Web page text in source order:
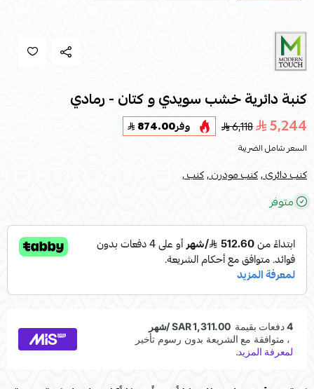
كنبة دائرية خشب سويدي و كتان - رمادي
5,244
6,118 وفر874.00
السعر شامل الضريبة
كنب دائرى ,كنب مودرن ,كنب ,
متوفر